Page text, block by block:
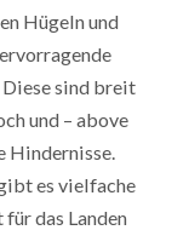
Hügeln und
sind breit
und – above
Hindernisse.
es vielfache
das Landen